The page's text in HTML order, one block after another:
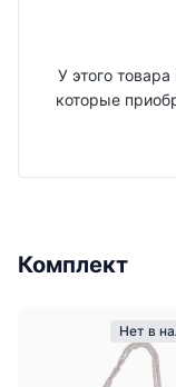
У этого
которые
Комплект
Нет в